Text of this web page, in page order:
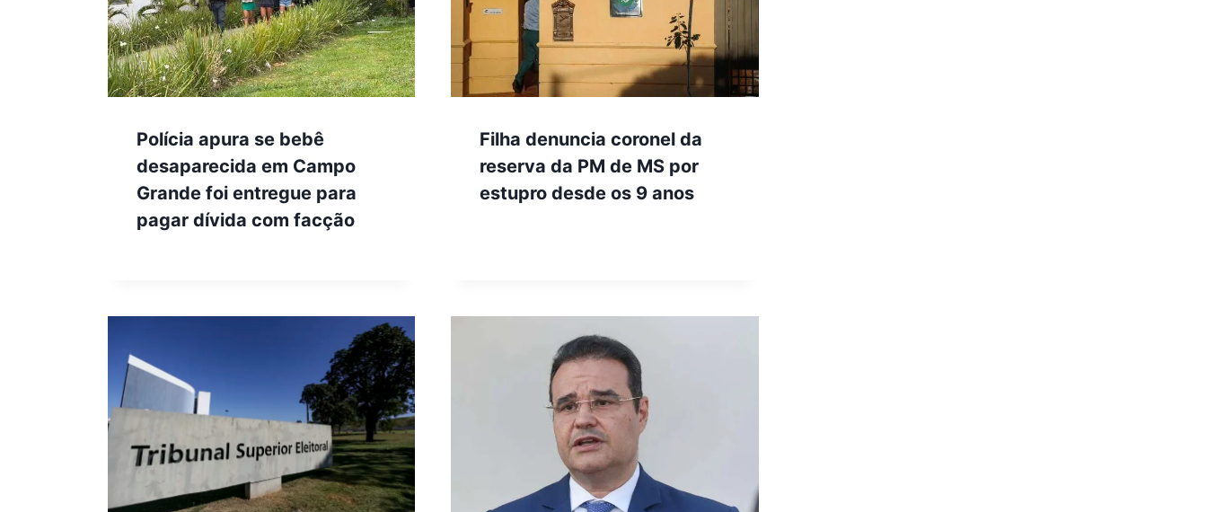
Polícia apura se bebê
desaparecida em Campo
Grande foi entregue para
pagar dívida com facção
Filha denuncia coronel da
reserva da PM de MS por
estupro desde os 9 anos